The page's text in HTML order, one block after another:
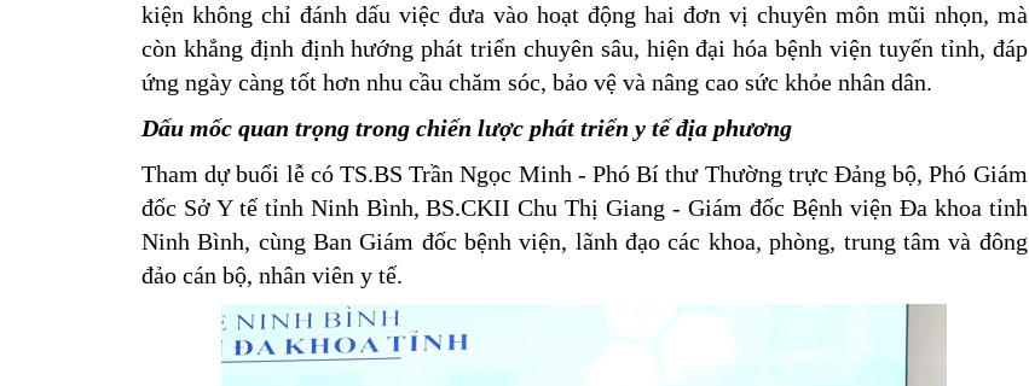
kiện không chỉ đánh dấu việc đưa vào hoạt động hai đơn vị chuyên môn mũi nhọn, mà
còn khẳng định định hướng phát triển chuyên sâu, hiện đại hóa bệnh viện tuyến tỉnh, đáp
ứng ngày càng tốt hơn nhu cầu chăm sóc, bảo vệ và nâng cao sức khỏe nhân dân.
Dấu mốc quan trọng trong chiến lược phát triển y tế địa phương
Tham dự buổi lễ có TS.BS Trần Ngọc Minh - Phó Bí thư Thường trực Đảng bộ, Phó Giám
đốc Sở Y tế tỉnh Ninh Bình, BS.CKII Chu Thị Giang - Giám đốc Bệnh viện Đa khoa tỉnh
Ninh Bình, cùng Ban Giám đốc bệnh viện, lãnh đạo các khoa, phòng, trung tâm và đông
đảo cán bộ, nhân viên y tế.